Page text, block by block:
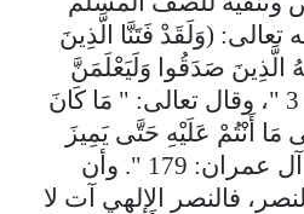
تعالى: (وَلَقَدْ فَتَنَّا الَّذِينَ
الَّذِينَ صَدَقُوا وَلَيَعْلَمَنَّ
الكَاذِبِينَ) " العنكبوت: 3 "، وقال تعالى: " مَا كَانَ
مَا أَنْتُمْ عَلَيْهِ حَتَّى يَمِيزَ
الْخَبِيثَ مِنَ الطَّيِّبِ) " آل عمران: 179 ". وأن
فالنصر الإلهي آت لا